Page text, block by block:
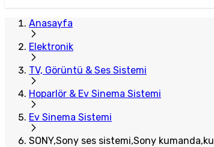
Anasayfa
Elektronik
TV, Görüntü & Ses Sistemi
Hoparlör & Ev Sinema Sistemi
Ev Sinema Sistemi
SONY,Sony ses sistemi,Sony